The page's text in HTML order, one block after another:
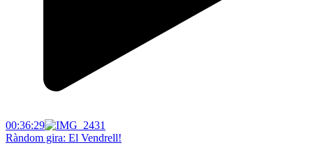
00:36:29
Ràndom gira: El Vendrell!